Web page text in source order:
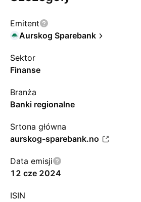
Emitent
Aurskog Sparebank
Sektor
Finanse
Branża
Banki regionalne
Srtona główna
aurskog-sparebank.no
Data emisji
12 cze 2024
ISIN